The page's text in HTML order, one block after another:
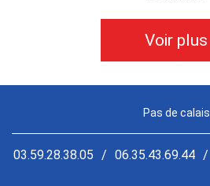
Voir plus
Pas de calais
03.59.28.38.05 / 06.35.43.69.44 /